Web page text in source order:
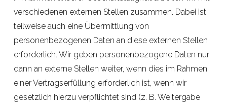
verschiedenen externen Stellen zusammen. Dabei ist
teilweise auch eine Übermittlung von
personenbezogenen Daten an diese externen Stellen
erforderlich. Wir geben personenbezogene Daten nur
dann an externe Stellen weiter, wenn dies im Rahmen
einer Vertragserfüllung erforderlich ist, wenn wir
gesetzlich hierzu verpflichtet sind (z. B. Weitergabe